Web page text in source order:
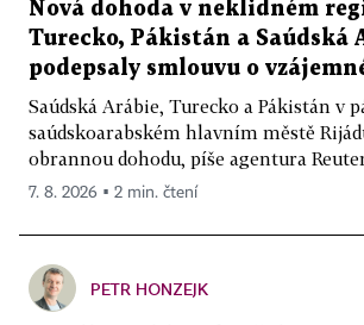
Nová dohoda v neklidném
Turecko, Pákistán a Saúdská
podepsaly smlouvu o
Saúdská Arábie, Turecko a Pákistán v
saúdskoarabském hlavním městě
obrannou dohodu, píše agentura
7. 8. 2026 ▪ 2 min. čtení
PETR HONZEJK